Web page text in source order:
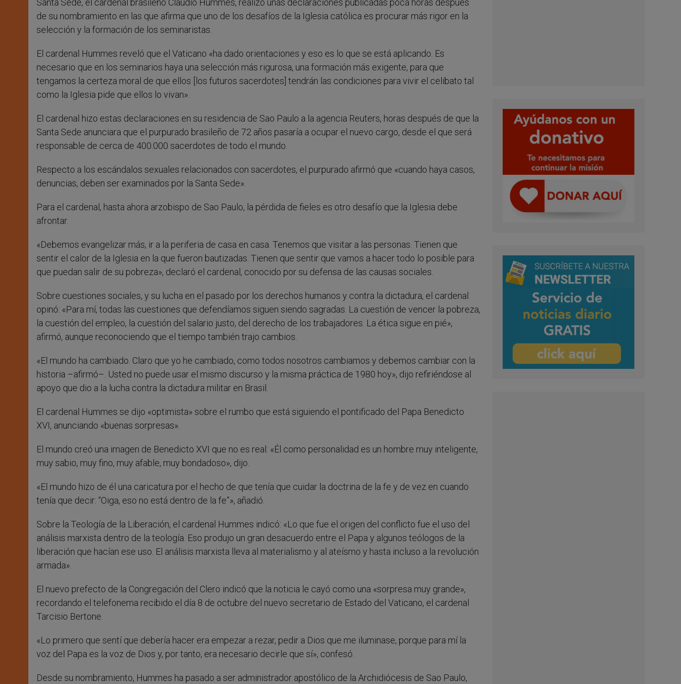
Santa Sede, el cardenal brasileño Claudio Hummes, realizó unas declaraciones publicadas poca horas después
de su nombramiento en las que afirma que uno de los desafíos de la Iglesia católica es procurar más rigor en la
selección y la formación de los seminaristas.
El cardenal Hummes reveló que el Vaticano «ha dado orientaciones y eso es lo que se está aplicando. Es
necesario que en los seminarios haya una selección más rigurosa, una formación más exigente, para que
tengamos la certeza moral de que ellos [los futuros sacerdotes] tendrán las condiciones para vivir el celibato tal
como la Iglesia pide que ellos lo vivan».
El cardenal hizo estas declaraciones en su residencia de Sao Paulo a la agencia Reuters, horas después de que la
Santa Sede anunciara que el purpurado brasileño de 72 años pasaría a ocupar el nuevo cargo, desde el que será
responsable de cerca de 400.000 sacerdotes de todo el mundo.
Respecto a los escándalos sexuales relacionados con sacerdotes, el purpurado afirmó que «cuando haya casos,
denuncias, deben ser examinados por la Santa Sede».
Para el cardenal, hasta ahora arzobispo de Sao Paulo, la pérdida de fieles es otro desafío que la Iglesia debe
afrontar.
«Debemos evangelizar más, ir a la periferia de casa en casa. Tenemos que visitar a las personas. Tienen que
sentir el calor de la Iglesia en la que fueron bautizadas. Tienen que sentir que vamos a hacer todo lo posible para
que puedan salir de su pobreza», declaró el cardenal, conocido por su defensa de las causas sociales.
Sobre cuestiones sociales, y su lucha en el pasado por los derechos humanos y contra la dictadura, el cardenal
opinó: «Para mí, todas las cuestiones que defendíamos siguen siendo sagradas. La cuestión de vencer la pobreza,
la cuestión del empleo, la cuestión del salario justo, del derecho de los trabajadores. La ética sigue en pié»,
afirmó, aunque reconociendo que el tiempo también trajo cambios.
«El mundo ha cambiado. Claro que yo he cambiado, como todos nosotros cambiamos y debemos cambiar con la
historia –afirmó–. Usted no puede usar el mismo discurso y la misma práctica de 1980 hoy», dijo refiriéndose al
apoyo que dio a la lucha contra la dictadura militar en Brasil.
El cardenal Hummes se dijo «optimista» sobre el rumbo que está siguiendo el pontificado del Papa Benedicto
XVI, anunciando «buenas sorpresas».
El mundo creó una imagen de Benedicto XVI que no es real: «Él como personalidad es un hombre muy inteligente,
muy sabio, muy fino, muy afable, muy bondadoso», dijo.
«El mundo hizo de él una caricatura por el hecho de que tenía que cuidar la doctrina de la fe y de vez en cuando
tenía que decir: “Oiga, eso no está dentro de la fe”», añadió.
Sobre la Teología de la Liberación, el cardenal Hummes indicó: «Lo que fue el origen del conflicto fue el uso del
análisis marxista dentro de la teología. Eso produjo un gran desacuerdo entre el Papa y algunos teólogos de la
liberación que hacían ese uso. El análisis marxista lleva al materialismo y al ateísmo y hasta incluso a la revolución
armada».
El nuevo prefecto de la Congregación del Clero indicó que la noticia le cayó como una «sorpresa muy grande»,
recordando el telefonema recibido el día 8 de octubre del nuevo secretario de Estado del Vaticano, el cardenal
Tarcisio Bertone.
«Lo primero que sentí que debería hacer era empezar a rezar, pedir a Dios que me iluminase, porque para mí la
voz del Papa es la voz de Dios y, por tanto, era necesario decirle que sí», confesó.
Desde su nombramiento, Hummes ha pasado a ser administrador apostólico de la Archidiócesis de Sao Paulo,